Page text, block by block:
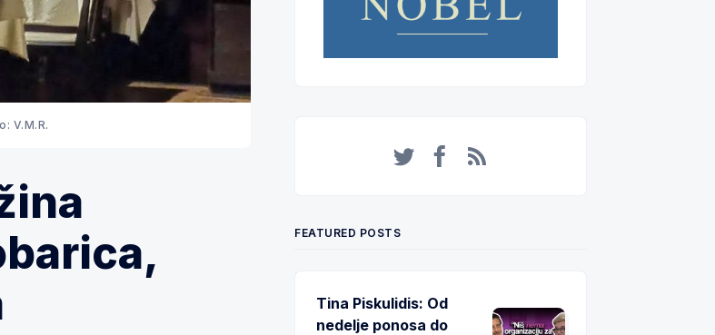
V.M.R.
FEATURED POSTS
Tina Piskulidis: Od
nedelje ponosa do